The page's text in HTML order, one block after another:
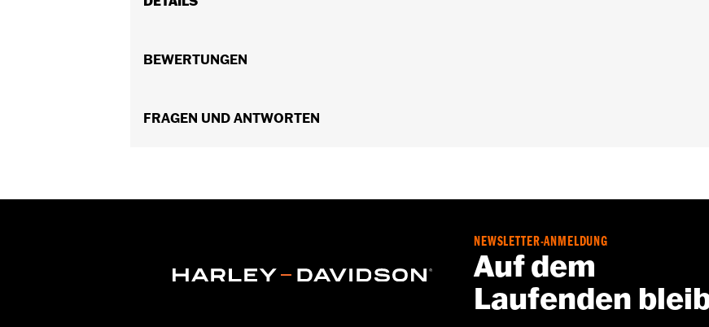
abnehmbaren Seitenplatten oder abnehmbarem Solo-Gepäckträger P/N 53494-04A, 53512-
Installationsanleitung
BEWERTUNGEN
FRAGEN UND ANTWORTEN
NEWSLETTER-ANMELDUNG
Auf dem
Laufenden